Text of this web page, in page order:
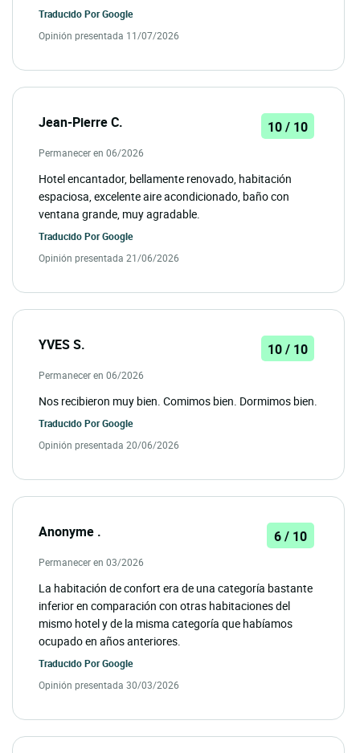
Traducido PorGoogle
Opinión presentada 11/07/2026
Jean-Pierre C. 10 / 10
Permanecer en 06/2026
Hotel encantador, bellamente renovado, habitación
espaciosa, excelente aire acondicionado, baño con
ventana grande, muy agradable.
Traducido PorGoogle
Opinión presentada 21/06/2026
YVES S. 10 / 10
Permanecer en 06/2026
Nos recibieron muy bien. Comimos bien. Dormimos bien.
Traducido PorGoogle
Opinión presentada 20/06/2026
Anonyme . 6 / 10
Permanecer en 03/2026
La habitación de confort era de una categoría bastante
inferior en comparación con otras habitaciones del
mismo hotel y de la misma categoría que habíamos
ocupado en años anteriores.
Traducido PorGoogle
Opinión presentada 30/03/2026